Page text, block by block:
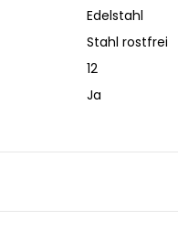
Edelstahl
Stahl rostfrei
12
Ja